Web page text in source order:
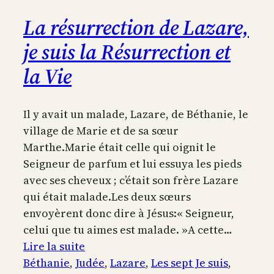
La résurrection de Lazare,
je suis la Résurrection et
la Vie
Il y avait un malade, Lazare, de Béthanie, le
village de Marie et de sa sœur
Marthe.Marie était celle qui oignit le
Seigneur de parfum et lui essuya les pieds
avec ses cheveux ; c’était son frère Lazare
qui était malade.Les deux sœurs
envoyèrent donc dire à Jésus:« Seigneur,
celui que tu aimes est malade. »A cette…
Lire la suite
La
Béthanie, Judée, Lazare, Les sept Je suis